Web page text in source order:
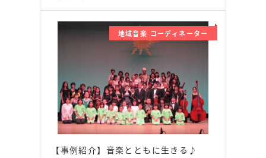
地域音楽 コーディネーター
【事例紹介】音楽とともに生きる♪